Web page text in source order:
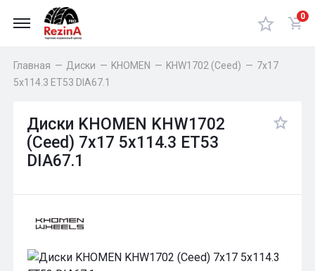
0
Главная — Диски — KHOMEN — KHW1702 (Ceed) — 7x17
5x114.3 ET53 DIA67.1
Диски KHOMEN KHW1702
(Ceed) 7x17 5x114.3 ET53
DIA67.1